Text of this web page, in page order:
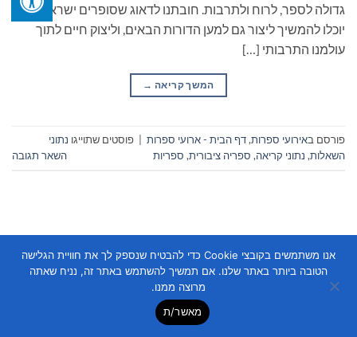
גדולה לספר, לרוח ולתרבות. חובתנו לדאוג שסופרים ישראלים
יוכלו להמשיך ליצור גם למען הדורות הבאים, וליצוק חיים לתוך
עולמנו התרבותי […]
המשך קריאה →
פורסם באירועי ספרות,דף הבית - ארועי ספרות פוסטים שתוייגו נתוני
השאלות, נתוני קריאה, ספריה ציבורית, ספריות השאר תגובה
Copyright 2026 ©Flatsome Theme
אנו משתמשים בקובצי Cookie כדי להבטיח שנספק לך את חוויית הגלישה
הטובה ביותר באתר שלנו. אם תמשיך להשתמש באתר זה, נניח שאתה
מרוצה ממנו.
מאשר/ת